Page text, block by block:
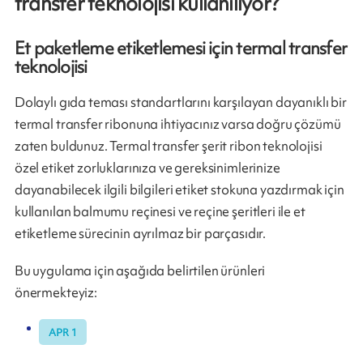
Et paketleme etiketlemesi için termal transfer
teknolojisi
Dolaylı gıda teması standartlarını karşılayan dayanıklı bir
termal transfer ribonuna ihtiyacınız varsa doğru çözümü
zaten buldunuz. Termal transfer şerit ribon teknolojisi
özel etiket zorluklarınıza ve gereksinimlerinize
dayanabilecek ilgili bilgileri etiket stokuna yazdırmak için
kullanılan balmumu reçinesi ve reçine şeritleri ile et
etiketleme sürecinin ayrılmaz bir parçasıdır.
Bu uygulama için aşağıda belirtilen ürünleri
önermekteyiz:
APR 1